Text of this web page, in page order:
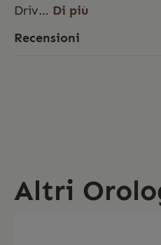
Driv… Di più
Recensioni
Altri